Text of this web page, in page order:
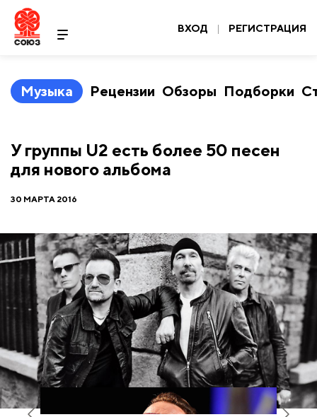
ВХОД | РЕГИСТРАЦИЯ
Музыка Рецензии Обзоры Подборки
У группы U2 есть более 50 песен
для нового альбома
30 МАРТА 2016